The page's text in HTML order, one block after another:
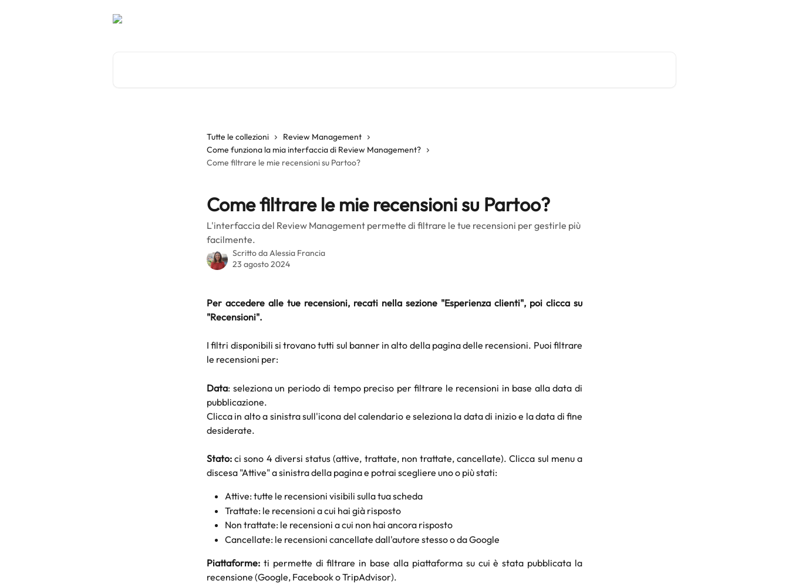
Tutte le collezioni
Review Management
Come funziona la mia interfaccia di Review Management?
Come filtrare le mie recensioni su Partoo?
Come filtrare le mie recensioni su Partoo?
L'interfaccia del Review Management permette di filtrare le tue recensioni per gestirle più
facilmente.
Scritto daAlessia Francia
23 agosto 2024
Per accedere alle tue recensioni, recati nella sezione "Esperienza clienti", poi clicca su
"Recensioni".
I filtri disponibili si trovano tutti sul banner in alto della pagina delle recensioni. Puoi filtrare
le recensioni per:
Data: seleziona un periodo di tempo preciso per filtrare le recensioni in base alla data di
pubblicazione.
Clicca in alto a sinistra sull'icona del calendario e seleziona la data di inizio e la data di fine
desiderate.
Stato: ci sono 4 diversi status (attive, trattate, non trattate, cancellate). Clicca sul menu a
discesa "Attive" a sinistra della pagina e potrai scegliere uno o più stati:
Attive: tutte le recensioni visibili sulla tua scheda
Trattate: le recensioni a cui hai già risposto
Non trattate: le recensioni a cui non hai ancora risposto
Cancellate: le recensioni cancellate dall'autore stesso o da Google
Piattaforme: ti permette di filtrare in base alla piattaforma su cui è stata pubblicata la
recensione (Google, Facebook o TripAdvisor).